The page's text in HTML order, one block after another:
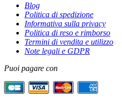
Blog
Politica di spedizione
Informativa sulla privacy
Politica di reso e rimborso
Termini di vendita e utilizzo
Note legali e GDPR
Puoi pagare con